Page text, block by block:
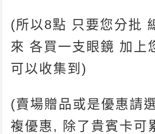
(所以8點 只要您分批
來 各買一支眼鏡 加上
可以收集到)
(賣場贈品或是優惠請
複優惠, 除了貴賓卡可